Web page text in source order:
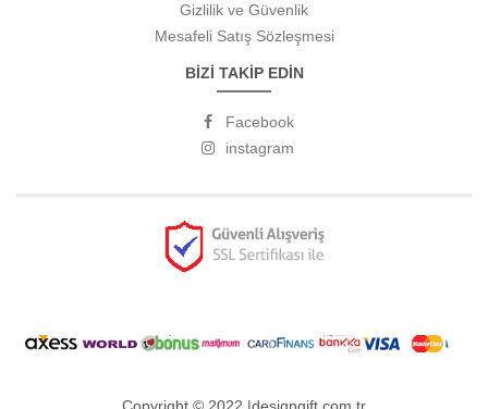
Gizlilik ve Güvenlik
Mesafeli Satış Sözleşmesi
BİZİ TAKİP EDİN
Facebook
instagram